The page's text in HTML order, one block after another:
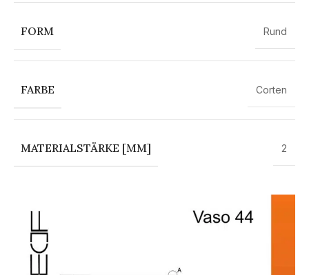
FORM Rund
FARBE Corten
MATERIALSTÄRKE [MM] 2